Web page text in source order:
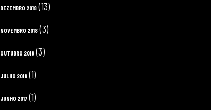
DEZEMBRO 2018 (13)
NOVEMBRO 2018 (3)
OUTUBRO 2018 (3)
JULHO 2018 (1)
JUNHO 2017 (1)